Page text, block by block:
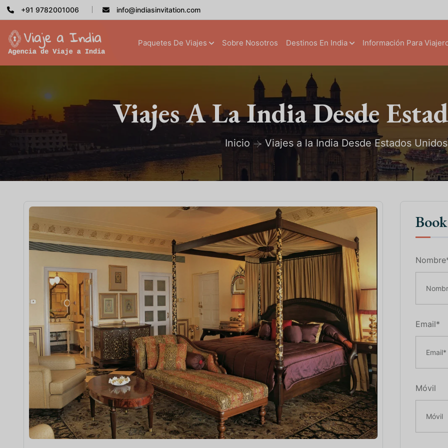
+91 9782001006 info@indiasinvitation.com
Paquetes De Viajes Sobre Nosotros Destinos En India Información Para
Viajes A La India Desde
Inicio Viajes a la India Desde Estados Unidos
Email*
Móvil